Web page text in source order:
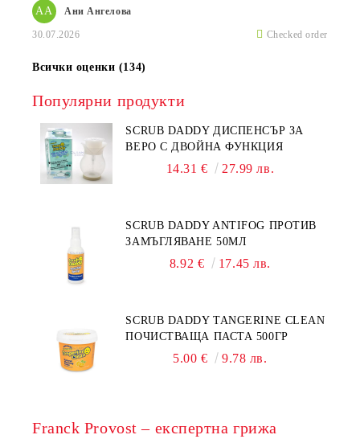
АА Ани Ангелова
30.07.2026 Checked order
Всички оценки (134)
Популярни продукти
SCRUB DADDY ДИСПЕНСЪР ЗА
ВЕРО С ДВОЙНА ФУНКЦИЯ
14.31 € 27.99 лв.
SCRUB DADDY ANTIFOG ПРОТИВ
ЗАМЪГЛЯВАНЕ 50МЛ
8.92 € 17.45 лв.
SCRUB DADDY TANGERINE CLEAN
ПОЧИСТВАЩА ПАСТА 500ГР
5.00 € 9.78 лв.
Franck Provost – експертна грижа